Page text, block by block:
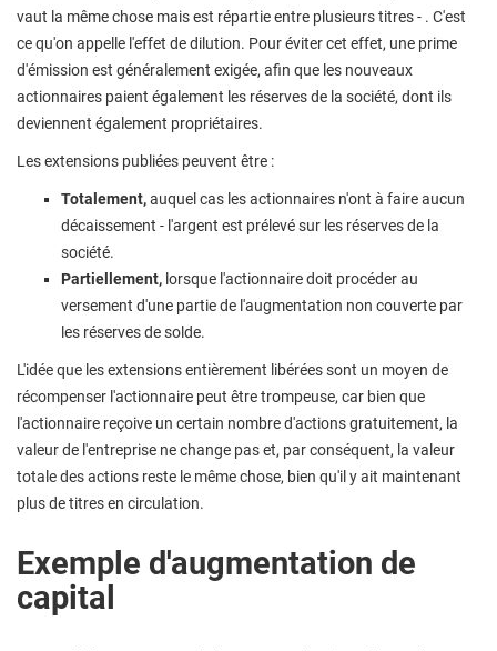
vaut la même chose mais est répartie entre plusieurs titres - . C'est
ce qu'on appelle l'effet de dilution. Pour éviter cet effet, une prime
d'émission est généralement exigée, afin que les nouveaux
actionnaires paient également les réserves de la société, dont ils
deviennent également propriétaires.
Les extensions publiées peuvent être :
Totalement,auquel cas les actionnaires n'ont à faire aucun
décaissement - l'argent est prélevé sur les réserves de la
société.
Partiellement, lorsque l'actionnaire doit procéder au
versement d'une partie de l'augmentation non couverte par
les réserves de solde.
L'idée que les extensions entièrement libérées sont un moyen de
récompenser l'actionnaire peut être trompeuse, car bien que
l'actionnaire reçoive un certain nombre d'actions gratuitement, la
valeur de l'entreprise ne change pas et, par conséquent, la valeur
totale des actions reste le même chose, bien qu'il y ait maintenant
plus de titres en circulation.
Exemple d'augmentation de
capital